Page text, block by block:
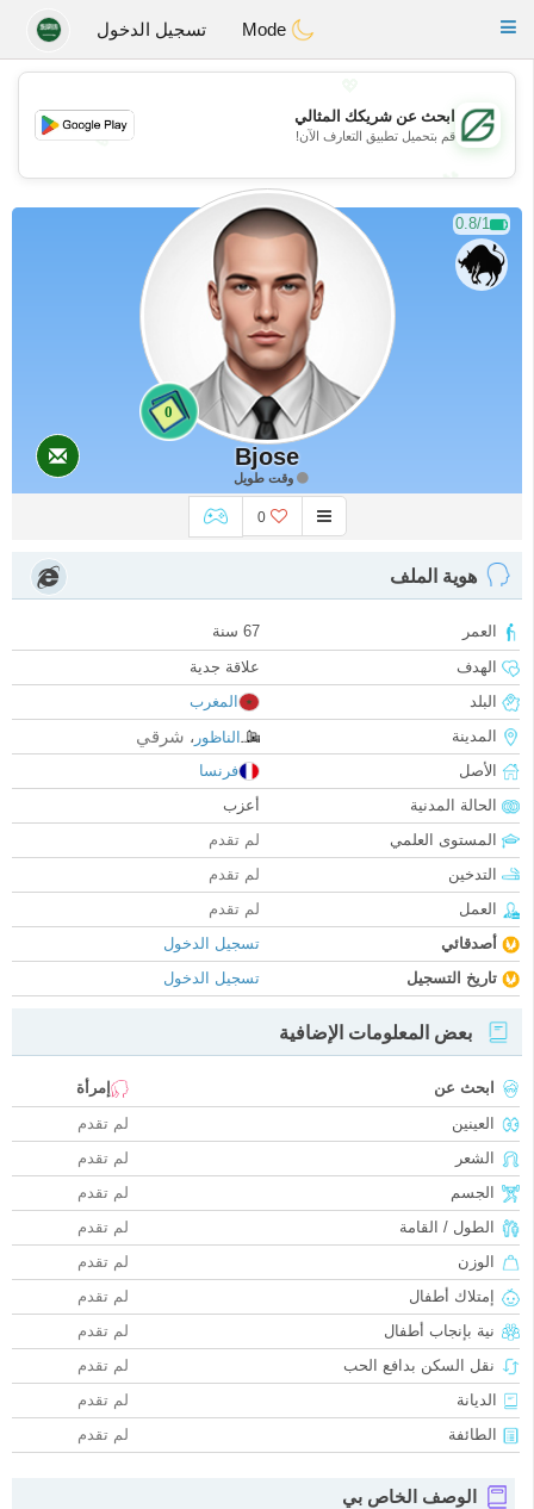
GulfDating
Toggle
تسجيل الدخول
💖
💕
💕
ابحث عن شريكك المثالي
قم بتحميل تطبيق التعارف الآن!
0.8/1
0
Bjose
وقت طويل
0
هوية الملف
العمر
67 سنة
الهدف
علاقة جدية
البلد
المغرب
المدينة
الناظور ، شرقي
الأصل
فرنسا
الحالة المدنية
أعزب
المستوى العلمي
لم تقدم
التدخين
لم تقدم
العمل
لم تقدم
أصدقائي
تسجيل الدخول
تاريخ التسجيل
تسجيل الدخول
بعض المعلومات الإضافية
ابحث عن
إمرأة
العينين
لم تقدم
الشعر
لم تقدم
الجسم
لم تقدم
الطول / القامة
لم تقدم
الوزن
لم تقدم
إمتلاك أطفال
لم تقدم
نية بإنجاب أطفال
لم تقدم
نقل السكن بدافع الحب
لم تقدم
الديانة
لم تقدم
الطائفة
لم تقدم
الوصف الخاص بي